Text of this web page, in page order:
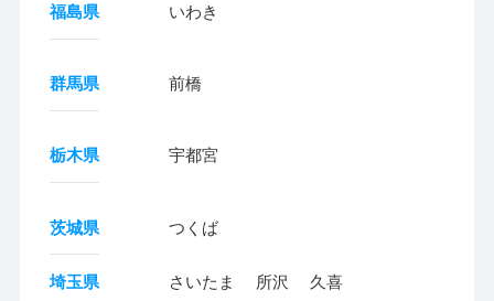
福島県 いわき
群馬県 前橋
栃木県 宇都宮
茨城県 つくば
埼玉県 さいたま 所沢 久喜